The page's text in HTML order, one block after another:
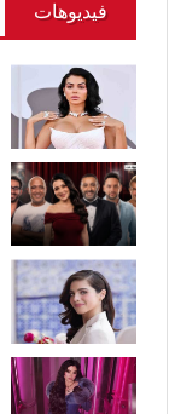
فيديوهات